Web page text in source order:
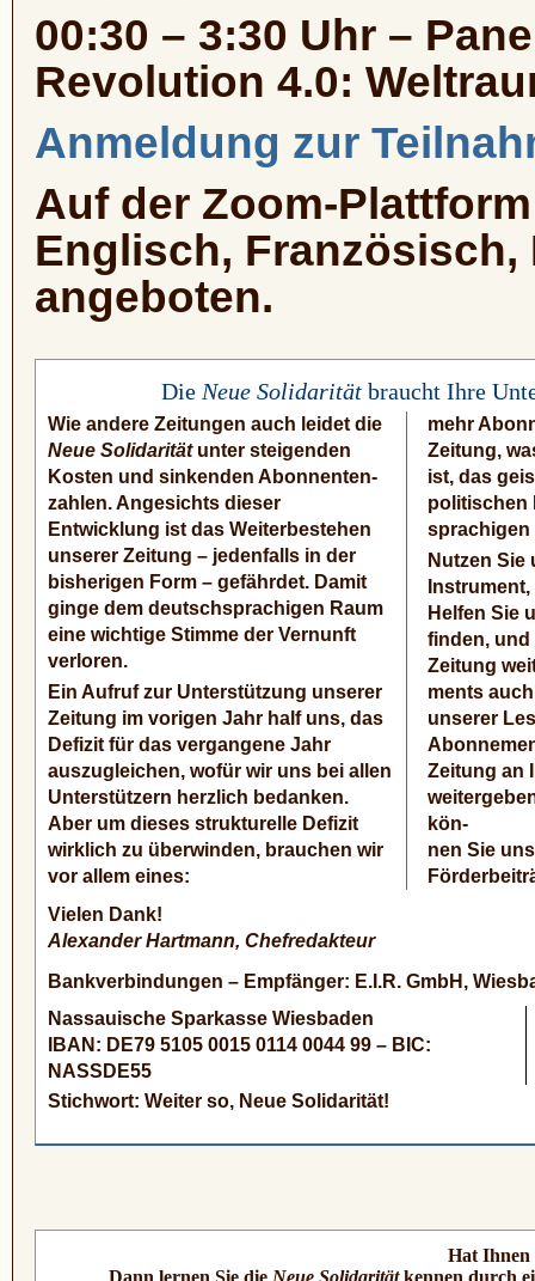
00:30 – 3:30 Uhr –
Revolution 4.0:
Anmeldung zur
Auf der Zoom-
Englisch,
angeboten.
Die Neue Solidaritätbraucht Ihre
Wie andere Zeitungen auch leidet die
Neue Solidaritätunter steigenden
Kosten und sin­kenden Abonnen­ten­
zahlen. Angesichts dieser
Entwicklung ist das Weiterbestehen
unserer Zeitung – jedenfalls in der
bisherigen Form – gefährdet. Damit
ginge dem deutsch­sprachi­gen Raum
eine wichtige Stimme der Vernunft
verloren.
Ein Aufruf zur Unterstützung unserer
Zeitung im vorigen Jahr half uns, das
Defizit für das ver­gangene Jahr
auszugleichen, wofür wir uns bei allen
Unterstützern herzlich bedanken.
Aber um dieses strukturelle Defizit
wirklich zu überwinden, brauchen wir
vor allem eines:
mehr
Zeitung,
ist, das
politischen
sprachi­gen
Nutzen Sie
Helfen Sie
finden, und
Zeitung
ments
unserer
Zeitung an
kön-
nen Sie
Vielen Dank!
Alexander Hartmann, Chefredakteur
Bankverbindungen – Empfänger: E.I.R. GmbH,
Nassauische Sparkasse Wiesbaden
IBAN: DE79 5105 0015 0114 0044 99 – BIC:
NASSDE55
Stichwort: Weiter so, Neue Solidarität!
Hat Ihnen
Dann lernen Sie die Neue Solidaritätkennen durch